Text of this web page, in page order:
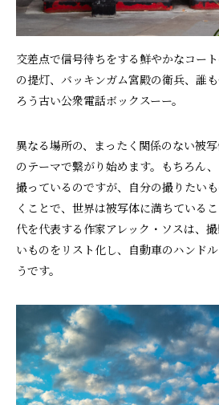
交差点で信号待ちをする鮮やかなコー
の提灯、バッキンガム宮殿の衛兵、誰
ろう古い公衆電話ボックスーー。
異なる場所の、まったく関係のない被
のテーマで繋がり始めます。もちろん
撮っているのですが、自分の撮りたい
くことで、世界は被写体に満ちている
代を代表する作家アレック・ソスは、
いものをリスト化し、自動車のハンド
うです。